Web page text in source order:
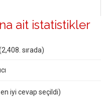
ait istatistikler
2,408 . sırada)
iyi cevap seçildi)